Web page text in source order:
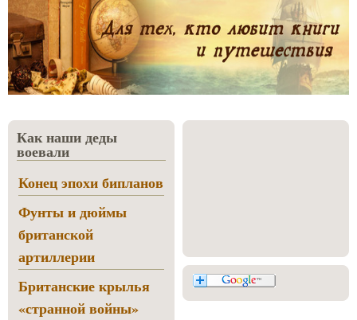
Как наши деды
воевали
Конец эпохи бипланов
Фунты и дюймы
британской
артиллерии
Британские крылья
«странной войны»